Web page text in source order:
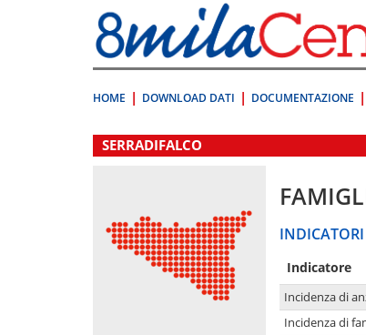
direttamente
a:
Contenuto
HOME DOWNLOAD DATI DOCUMENTAZIONE
.
SERRADIFALCO
Indicatore
Incidenza di
Incidenza di